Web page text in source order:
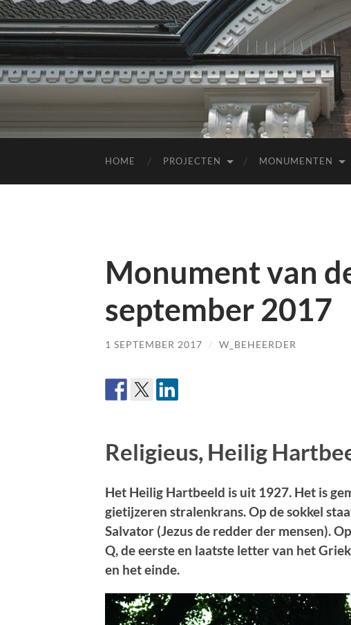
HOME PROJECTEN MONUMENTEN
Monument van
september 2017
1 SEPTEMBER 2017 / W_BEHEERDER
Religieus, Heilig
Het Heilig Hartbeeld is uit 1927. Het is
gietijzeren stralenkrans. Op de sokkel
Salvator (Jezus de redder der mensen).
Q, de eerste en laatste letter van het
en het einde.